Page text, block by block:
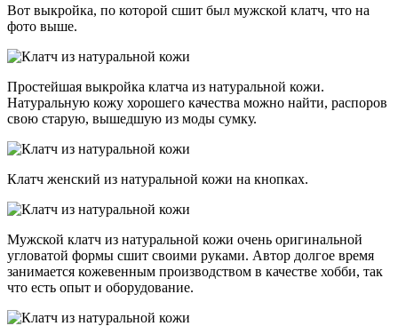
Вот выкройка, по которой сшит был мужской клатч, что на
фото выше.
Простейшая выкройка клатча из натуральной кожи.
Натуральную кожу хорошего качества можно найти, распоров
свою старую, вышедшую из моды сумку.
Клатч женский из натуральной кожи на кнопках.
Мужской клатч из натуральной кожи очень оригинальной
угловатой формы сшит своими руками. Автор долгое время
занимается кожевенным производством в качестве хобби, так
что есть опыт и оборудование.